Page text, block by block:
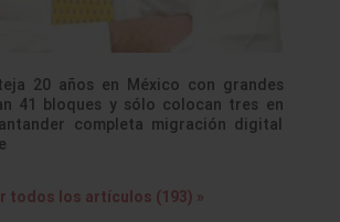
20 años en México con grandes
41 bloques y sólo colocan tres en
completa migración digital
todos los artículos (193) »